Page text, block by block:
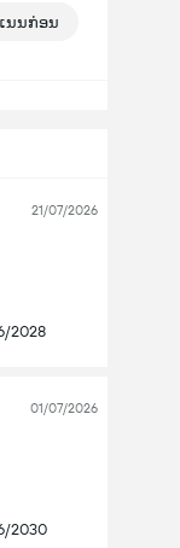
ນນກ່ອນ
21/07/2026
2028
01/07/2026
2030